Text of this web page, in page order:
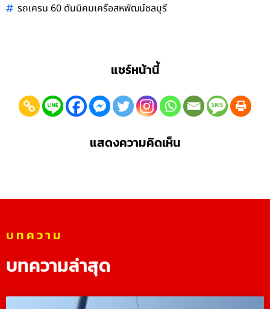
รถเครน 60 ตันนิคมเครือสหพัฒน์ชลบุรี
แชร์หน้านี้
แสดงความคิดเห็น
บทความ
บทความล่าสุด